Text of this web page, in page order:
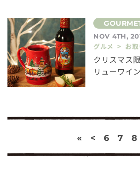
NOV 4TH,
グルメ > お取
クリスマス
リューワイ
« < 6 7 8